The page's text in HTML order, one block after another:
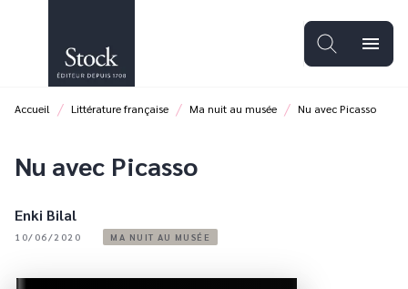
PIED DE PAGE
menu
Accueil / Littérature française / Ma nuit au musée / Nu avec Picasso
Nu avec Picasso
Enki Bilal
10/06/2020 MA NUIT AU MUSÉE